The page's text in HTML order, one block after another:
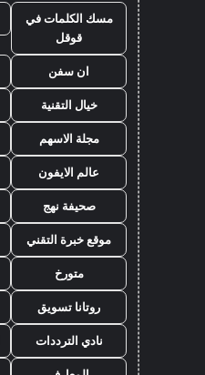
مسك الكلمات في
قوقل
ان سفن
خيال التقنية
مجلة الاسهم
عالم الايفون
صحيفة نهج
موقع خبرة التقني
متورخ
روتانا تسويق
نادي الترددات